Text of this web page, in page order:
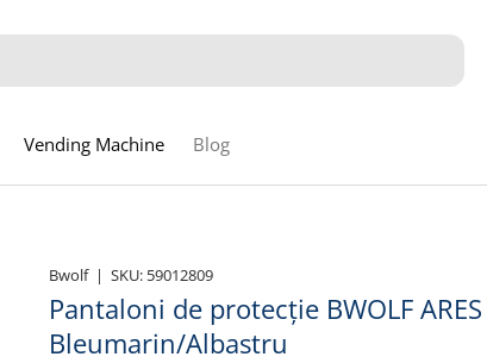
Vending Machine Blog
Bwolf|SKU: 59012809
Pantaloni de protecție BWOLF ARES
Bleumarin/Albastru